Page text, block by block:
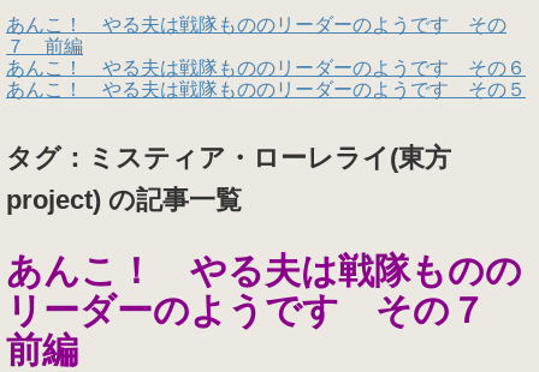
あんこ！ やる夫は戦隊もののリーダーのようです その
７ 前編
あんこ！ やる夫は戦隊もののリーダーのようです その６
あんこ！ やる夫は戦隊もののリーダーのようです その５
タグ：ミスティア・ローレライ(東方
project) の記事一覧
あんこ！ やる夫は戦隊ものの
リーダーのようです その７
前編